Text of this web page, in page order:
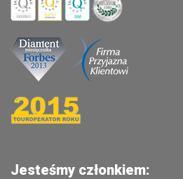
Jesteśmy członkiem: